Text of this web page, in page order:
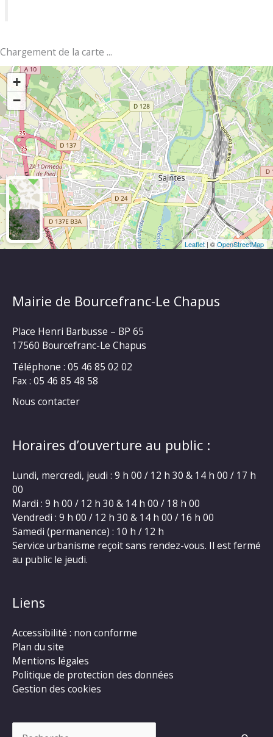
Chargement de la carte ...
+
−
Leaflet| ©OpenStreetMap
Mairie de Bourcefranc-Le Chapus
Place Henri Barbusse – BP 65
17560 Bourcefranc-Le Chapus
Téléphone : 05 46 85 02 02
Fax : 05 46 85 48 58
Nous contacter
Horaires d’ouverture au public :
Lundi, mercredi, jeudi : 9 h 00 / 12 h 30 & 14 h 00 / 17 h
00
Mardi : 9 h 00 / 12 h 30 & 14 h 00 / 18 h 00
Vendredi : 9 h 00 / 12 h 30 & 14 h 00 / 16 h 00
Samedi (permanence) : 10 h / 12 h
Service urbanisme reçoit sans rendez-vous. Il est fermé
au public le jeudi.
Liens
Accessibilité : non conforme
Plan du site
Mentions légales
Politique de protection des données
Gestion des cookies